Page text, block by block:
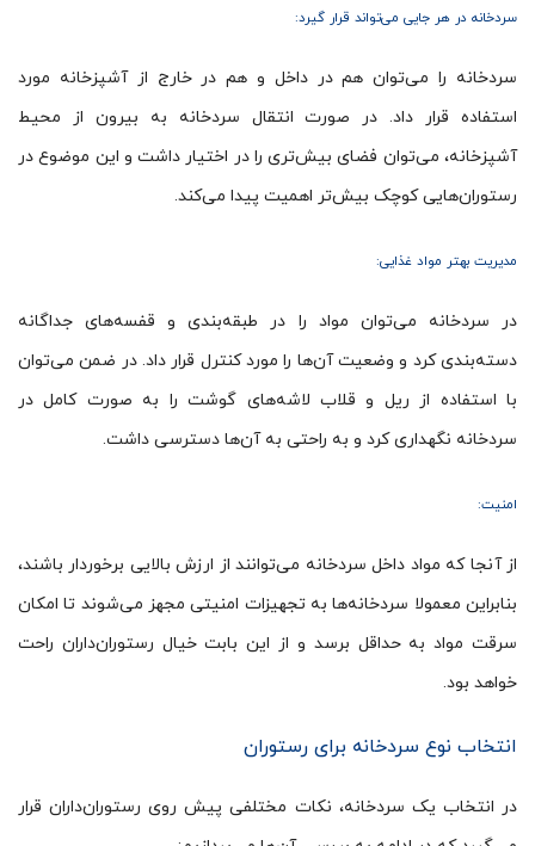
سردخانه‌ در هر جایی می‌تواند قرار گیرد:
سردخانه را می‌توان هم در داخل و هم در خارج از آشپزخانه مورد
استفاده قرار داد. در صورت انتقال سردخانه به بیرون از محیط
آشپزخانه، می‌توان فضای بیش‌تری را در اختیار داشت و این موضوع در
رستوران‌هایی کوچک بیش‌تر اهمیت پیدا می‌کند.
مدیریت بهتر مواد غذایی:
در سردخانه می‌توان مواد را در طبقه‌بندی و قفسه‌های جداگانه
دسته‌بندی کرد و وضعیت آن‌ها را مورد کنترل قرار داد. در ضمن می‌توان
با استفاده از ریل و قلاب لاشه‌های گوشت را به صورت کامل در
سردخانه نگهداری کرد و به راحتی به آن‌ها دسترسی داشت.
امنیت:
از آنجا که مواد داخل سردخانه می‌توانند از ارزش بالایی برخوردار باشند،
بنابراین معمولا سردخانه‌ها به تجهیزات امنیتی مجهز می‌شوند تا امکان
سرقت مواد به حداقل برسد و از این بابت خیال رستوران‌داران راحت
خواهد بود.
انتخاب نوع سردخانه برای رستوران
در انتخاب یک سردخانه، نکات مختلفی پیش روی رستوران‌داران قرار